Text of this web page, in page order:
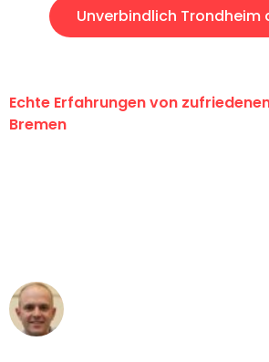
Unverbindlich Trondheim
Echte Erfahrungen von
Bremen